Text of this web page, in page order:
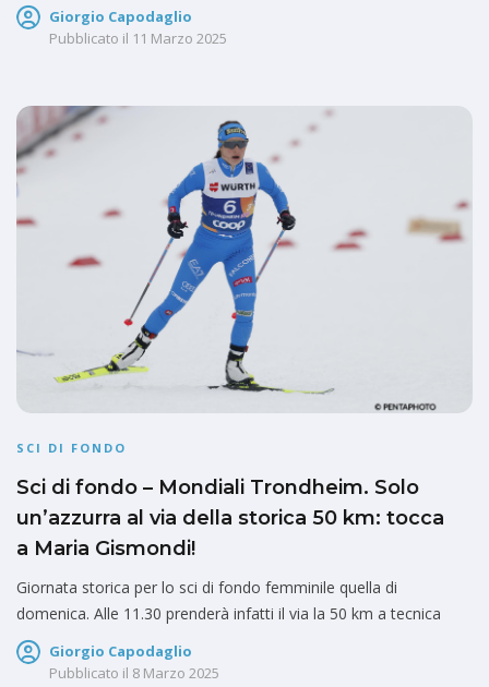
Giorgio Capodaglio
Pubblicato il 11 Marzo 2025
SCI DI FONDO
Sci di fondo – Mondiali Trondheim. Solo
un’azzurra al via della storica 50 km: tocca
a Maria Gismondi!
Giornata storica per lo sci di fondo femminile quella di
domenica. Alle 11.30 prenderà infatti il via la 50 km a tecnica
Giorgio Capodaglio
Pubblicato il 8 Marzo 2025